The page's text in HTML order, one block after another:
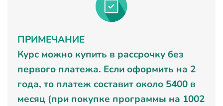
ПРИМЕЧАНИЕ
Курс можно купить в рассрочку без
первого платежа. Если оформить на 2
года, то платеж составит около 5400 в
месяц (при покупке программы на 1002